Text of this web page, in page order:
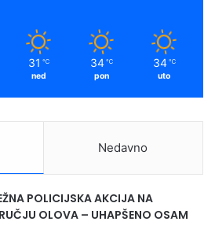
31 ℃
ned
34 ℃
pon
34 ℃
uto
Nedavno
POLICIJSKA AKCIJA NA
OLOVA – UHAPŠENO OSAM